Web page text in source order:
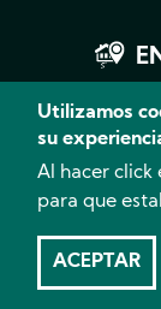
Utilizamos
su
Al hacer click
para que
ACEPTAR